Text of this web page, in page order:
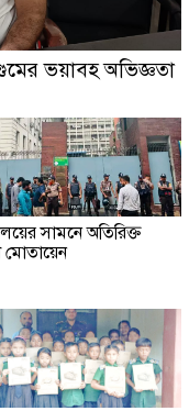
ভয়াবহ অভিজ্ঞতা
সামনে অতিরিক্ত